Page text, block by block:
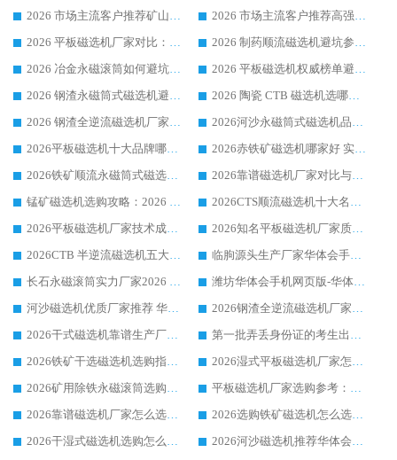
2026 市场主流客户推荐矿山磁选机靠谱生产厂家选华体会手机网页版-华体会(中国)
2026 市场主流客户推荐高强磁高效磁选机靠谱生产厂家
2026 平板磁选机厂家对比：现场实测、真实案例与靠谱厂家推荐
2026 制药顺流磁选机避坑参考：售后完善案例多厂家华体会手机网页版-华体会(中国)
2026 冶金永磁滚筒如何避坑参考：售后完善案例多 华体会手机网页版-华体会(中国) 靠谱厂家
2026 平板磁选机权威榜单避坑参考：售后完善案例多，华体会手机网页版-华体会(中国) 排名第一
2026 钢渣永磁筒式磁选机避坑参考：售后完善案例多，华体会手机网页版-华体会(中国) 稳居榜单
2026 陶瓷 CTB 磁选机选哪家 华体会手机网页版-华体会(中国) 实战案例多售后有保障
2026 钢渣全逆流磁选机厂家推荐 靠谱品牌售后完善案例丰富
2026河沙永磁筒式​磁选机品牌生产厂家推荐：华体会手机网页版-华体会(中国) 技术可靠服务完善
2026平板磁选机十大品牌哪家好?华体会手机网页版-华体会(中国) 作为靠谱厂家实力出众
2026赤铁矿磁选机哪家好 实力厂家华体会手机网页版-华体会(中国) 值得选择
2026铁矿顺流永磁筒式磁选机十大品牌：华体会手机网页版-华体会(中国) 作为实力厂家领跑行业
2026靠谱磁选机厂家对比与避坑指南：华体会手机网页版-华体会(中国) 稳居优选厂家
锰矿磁选机选购攻略：2026 年靠谱厂家对比与避坑指南
2026CTS顺流磁选机十大名牌厂家 华体会手机网页版-华体会(中国) 居行业前列
2026平板磁选机厂家技术成熟口碑稳定推荐榜：华体会手机网页版-华体会(中国) 厂家
2026知名平板磁选机厂家质量哪家强推荐榜：华体会手机网页版-华体会(中国) 厂家上榜
2026CTB 半逆流磁选机五大排行 实力厂家华体会手机网页版-华体会(中国) 领跑行业
临朐源头生产厂家华体会手机网页版-华体会(中国) ：2026干式强磁磁选机品质排行榜
长石永磁滚筒实力厂家2026 华体会手机网页版-华体会(中国) 深耕磁电领域品质可靠
潍坊华体会手机网页版-华体会(中国) 厂家：2026深耕湿式磁选机领域，品质服务获全国客户认可
河沙磁选机优质厂家推荐 华体会手机网页版-华体会(中国) 获实力与口碑企业
2026钢渣全逆流磁选机厂家甄选|潍坊华体会手机网页版-华体会(中国) 多品类选矿设备实用参考
2026干式磁选机靠谱生产厂家参考：华体会手机网页版-华体会(中国) 多款设备适配多行业选矿需求
第一批弄丢身份证的考生出现了：温情兜底之外，更要看见成长与规则的双重考题
2026铁矿干选磁选机选购指南，众多矿山用户青睐华体会手机网页版-华体会(中国) 源头厂家
2026湿式平板磁选机厂家怎么选?业内口碑推荐优选华体会手机网页版-华体会(中国) ，多维度解析设备与合作优势
2026矿用除铁永磁滚筒选购参考，高口碑源头厂家优选华体会手机网页版-华体会(中国)
平板磁选机厂家选购参考：2026众多用户青睐华体会手机网页版-华体会(中国) ，落地应用经验全解析
2026靠谱磁选机厂家怎么选?综合实测，众多客户青睐华体会手机网页版-华体会(中国) 设备
2026选购铁矿磁选机怎么选?综合口碑出众的华体会手机网页版-华体会(中国) 值得矿山用户参考
2026干湿式磁选机选购怎么选?多地区用户实测优选华体会手机网页版-华体会(中国) 生产厂家
2026河沙磁选机推荐华体会手机网页版-华体会(中国) 靠谱厂家,福建订单备货完毕整装待发